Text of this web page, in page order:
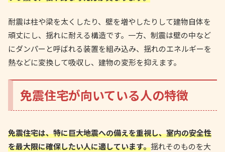
耐震は柱や梁を太くしたり、壁を増やしたりして建物自体を
頑丈にし、揺れに耐える構造です。一方、制震は壁の中など
にダンパーと呼ばれる装置を組み込み、揺れのエネルギーを
熱などに変換して吸収し、建物の変形を抑えます。
免震住宅が向いている人の特徴
免震住宅は、特に巨大地震への備えを重視し、室内の安全性
を最大限に確保したい人に適しています。揺れそのものを大